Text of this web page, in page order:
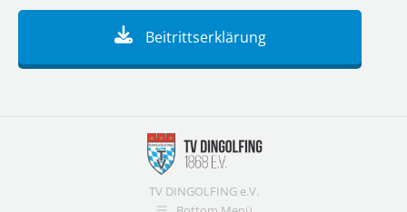
Beitrittserklärung
TV DINGOLFING e.V.